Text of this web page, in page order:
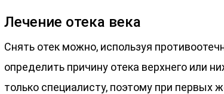
Лечение отека века
Снять отек можно, используя
определить причину отека верхнего или
только специалисту, поэтому при